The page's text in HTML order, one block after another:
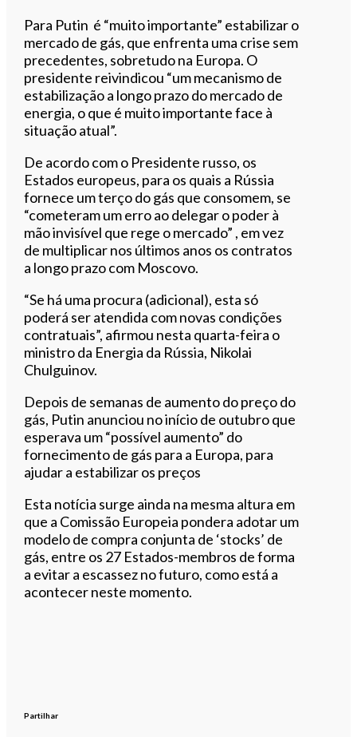
Para Putin é “muito importante” estabilizar o
mercado de gás, que enfrenta uma crise sem
precedentes, sobretudo na Europa. O
presidente reivindicou “um mecanismo de
estabilização a longo prazo do mercado de
energia, o que é muito importante face à
situação atual”.
De acordo com o Presidente russo, os
Estados europeus, para os quais a Rússia
fornece um terço do gás que consomem, se
“cometeram um erro ao delegar o poder à
mão invisível que rege o mercado” , em vez
de multiplicar nos últimos anos os contratos
a longo prazo com Moscovo.
“Se há uma procura (adicional), esta só
poderá ser atendida com novas condições
contratuais”, afirmou nesta quarta-feira o
ministro da Energia da Rússia, Nikolai
Chulguinov.
Depois de semanas de aumento do preço do
gás, Putin anunciou no início de outubro que
esperava um “possível aumento” do
fornecimento de gás para a Europa, para
ajudar a estabilizar os preços
Esta notícia surge ainda na mesma altura em
que a Comissão Europeia pondera adotar um
modelo de compra conjunta de ‘stocks’ de
gás, entre os 27 Estados-membros de forma
a evitar a escassez no futuro, como está a
acontecer neste momento.
Partilhar